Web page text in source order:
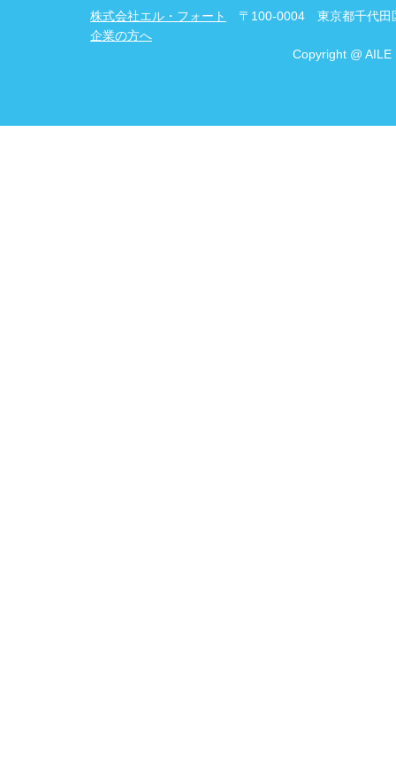
株式会社エル・フォート
〒100-0004 東京都千代田
企業の方へ
Copyright @